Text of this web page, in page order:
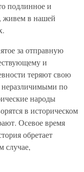
подлинное и
живем в нашей
за отправную
и
теряют свою
неразличимыми по
народы
в историческом
Осевое время
обретает
случае,